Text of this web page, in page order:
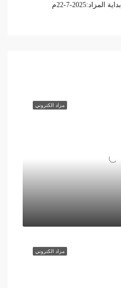
بداية المزاد:22-7-2025م
مزاد الكتروني
مزاد الكتروني